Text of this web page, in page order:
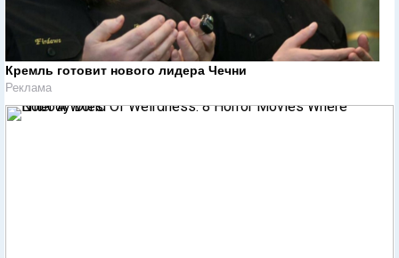
Кремль готовит нового лидера Чечни
Реклама